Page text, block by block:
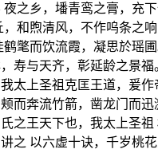
之乡，墦青鸾之膏，充
和煦清风，不作呜条之
氅而饮流霞，凝思於瑶
寿与天齐，彰延龄之景
太上圣祖克匡王道，爰
而奔流竹箭，凿龙门而
之王天下也，我太上圣
之 以六虚十诀，千岁桃